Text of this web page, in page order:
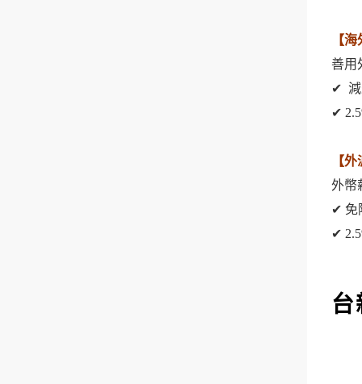
【
善用
✔ 減
✔
【
外幣
✔ 免
✔
台